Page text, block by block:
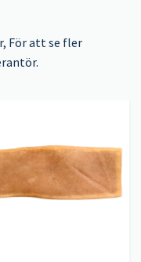
För att se fler